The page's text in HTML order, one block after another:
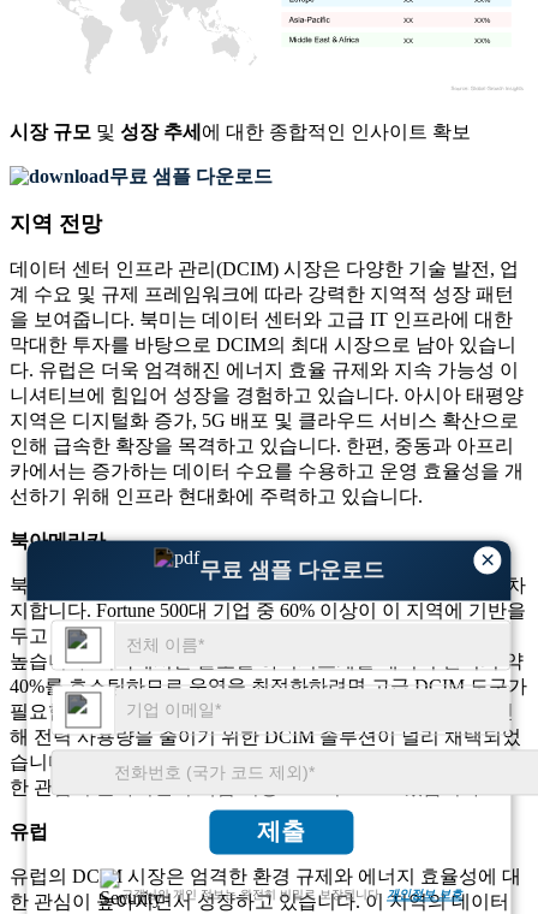
×
무료 샘플 다운로드
제출
고객님의 개인 정보는 완전히 비밀로 보장됩니다. 개인정보 보호
XX%
XX
XX%
XX
시장 규모 및 성장 추세 에 대한 종합적인 인사이트 확보
무료 샘플 다운로드
지역 전망
데이터 센터 인프라 관리(DCIM) 시장은 다양한 기술 발전, 업
계 수요 및 규제 프레임워크에 따라 강력한 지역적 성장 패턴
을 보여줍니다. 북미는 데이터 센터와 고급 IT 인프라에 대한
막대한 투자를 바탕으로 DCIM의 최대 시장으로 남아 있습니
다. 유럽은 더욱 엄격해진 에너지 효율 규제와 지속 가능성 이
니셔티브에 힘입어 성장을 경험하고 있습니다. 아시아 태평양
지역은 디지털화 증가, 5G 배포 및 클라우드 서비스 확산으로
인해 급속한 확장을 목격하고 있습니다. 한편, 중동과 아프리
카에서는 증가하는 데이터 수요를 수용하고 운영 효율성을 개
선하기 위해 인프라 현대화에 주력하고 있습니다.
북아메리카
북미는 DCIM 시장을 장악하여 전 세계 채택의 상당 부분을 차
지합니다. Fortune 500대 기업 중 60% 이상이 이 지역에 기반을
두고 있어 효율적인 데이터 센터 관리 솔루션에 대한 수요가
높습니다. 미국에서만 글로벌 하이퍼스케일 데이터 센터의 약
40%를 호스팅하므로 운영을 최적화하려면 고급 DCIM 도구가
필요합니다. 또한 에너지 소비 규정과 지속 가능성 목표로 인
해 전력 사용량을 줄이기 위한 DCIM 솔루션이 널리 채택되었
습니다. 캐나다도 친환경 데이터 센터와 첨단 IT 인프라에 대
한 관심이 높아지면서 핵심 시장으로 떠오르고 있습니다.
유럽
유럽의 DCIM 시장은 엄격한 환경 규제와 에너지 효율성에 대
한 관심이 높아지면서 성장하고 있습니다. 이 지역의 데이터